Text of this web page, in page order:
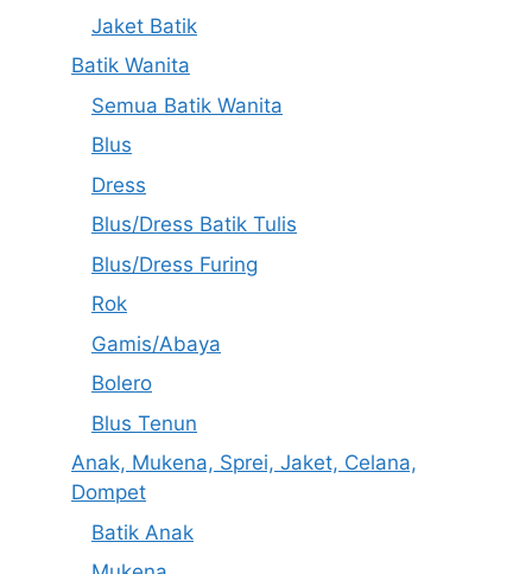
Jaket Batik
Batik Wanita
Semua Batik Wanita
Blus
Dress
Blus/Dress Batik Tulis
Blus/Dress Furing
Rok
Gamis/Abaya
Bolero
Blus Tenun
Anak, Mukena, Sprei, Jaket, Celana,
Dompet
Batik Anak